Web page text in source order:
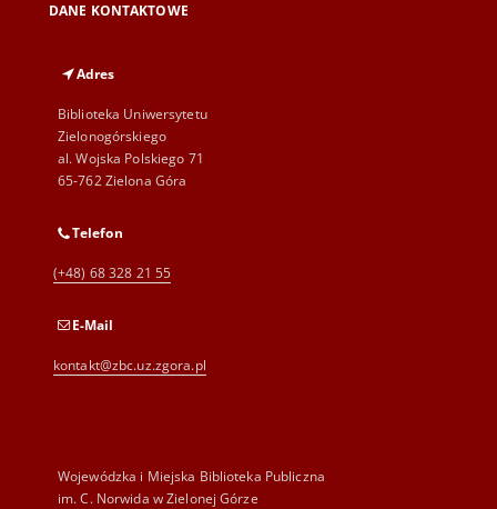
DANE KONTAKTOWE
Adres
Biblioteka Uniwersytetu
Zielonogórskiego
al. Wojska Polskiego 71
65-762 Zielona Góra
Telefon
(+48) 68 328 21 55
E-Mail
kontakt@zbc.uz.zgora.pl
Wojewódzka i Miejska Biblioteka Publiczna
im. C. Norwida w Zielonej Górze